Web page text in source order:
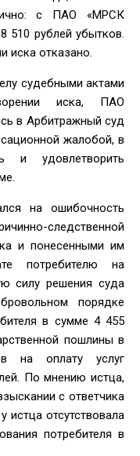
с ПАО «МРСК
510 рублей убытков.
иска отказано.
судебными актами
иска, ПАО
в Арбитражный суд
жалобой, в
и удовлетворить
на ошибочность
следственной
и понесенными им
потребителю на
силу решения суда
порядке
в сумме 4 455
пошлины в
на оплату услуг
По мнению истца,
с ответчика
истца отсутствовала
потребителя в